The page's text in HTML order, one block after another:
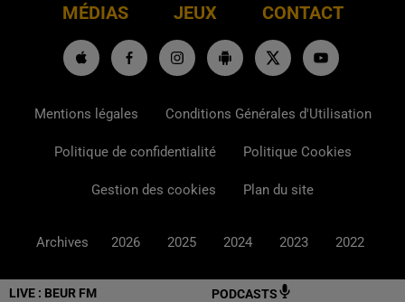
LIVE : BEUR FM PODCASTS
MÉDIAS JEUX CONTACT
Mentions légales Conditions Générales d'Utilisation
Politique de confidentialité Politique Cookies
Gestion des cookies Plan du site
Archives 2026 2025 2024 2023 2022